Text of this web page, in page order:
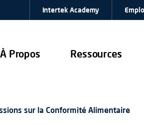
À Propos Ressources
Intertek Academy
sur la Conformité Alimentaire